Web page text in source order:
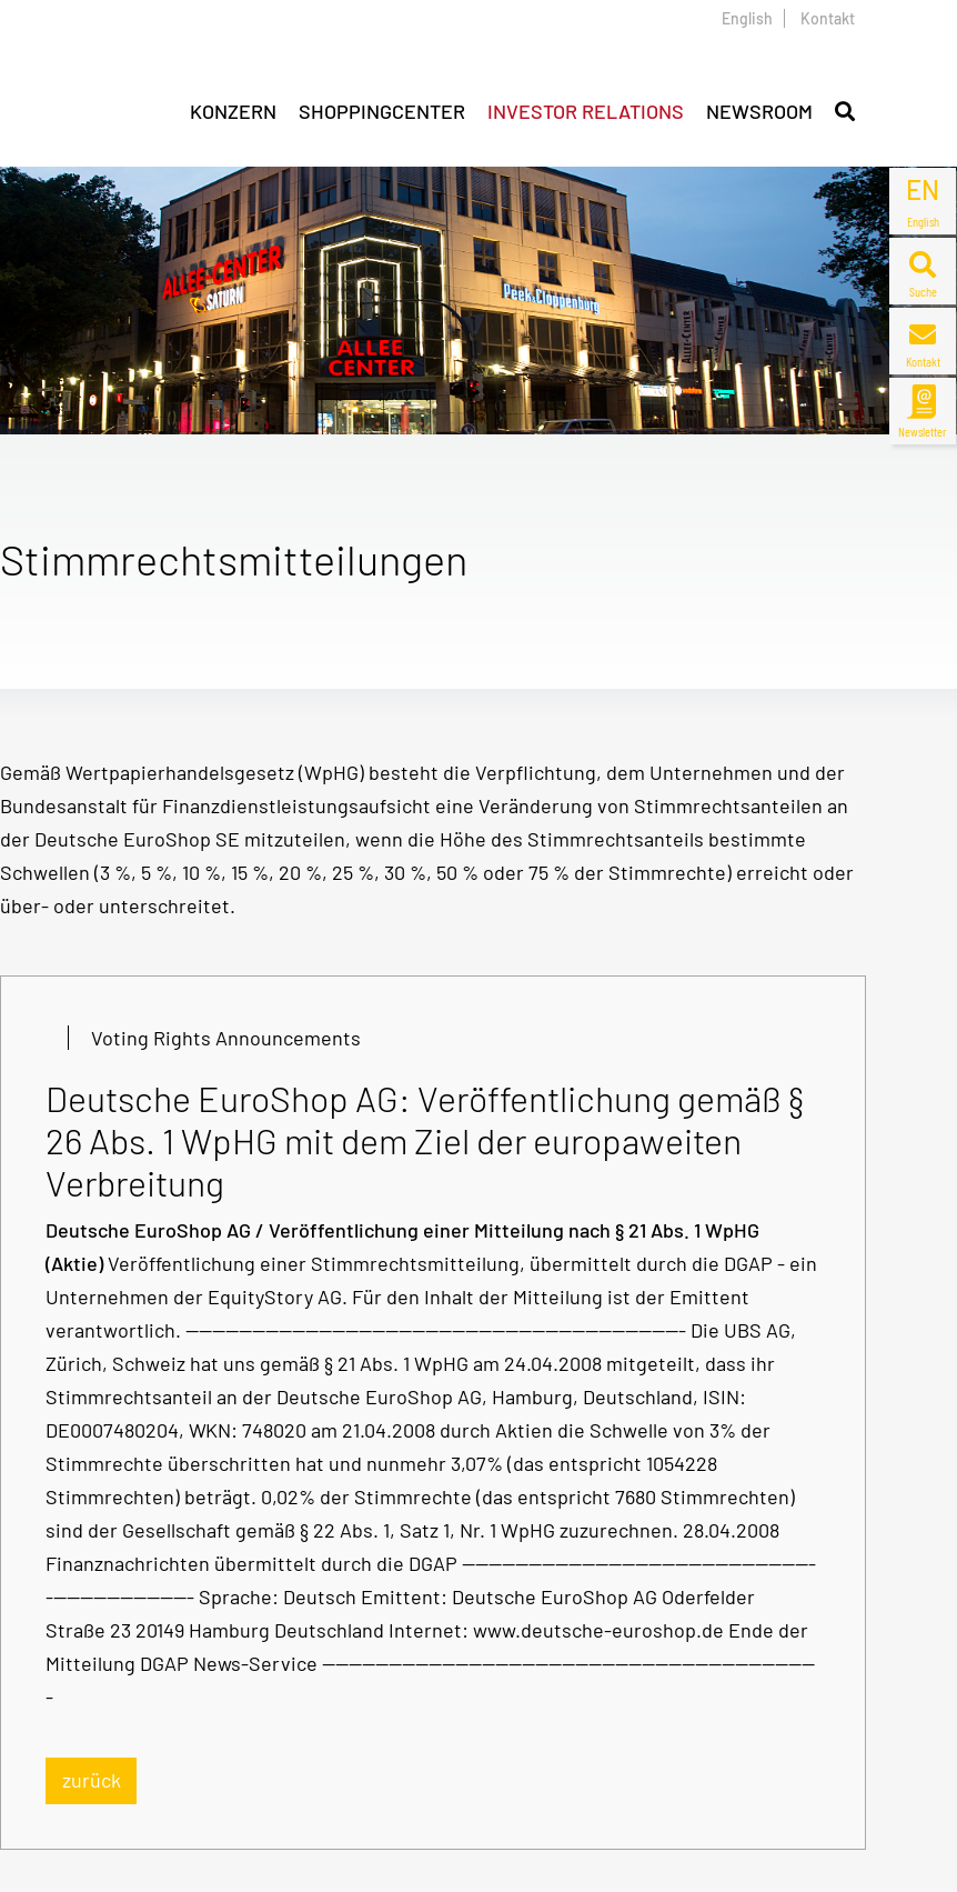
EN
English
Suche
Kontakt
Newsletter
English Kontakt
KONZERN SHOPPINGCENTER INVESTOR RELATIONS NEWSROOM
Stimmrechtsmitteilungen
Gemäß Wertpapierhandelsgesetz (WpHG) besteht die Verpflichtung, dem Unternehmen und der
Bundesanstalt für Finanzdienstleistungsaufsicht eine Veränderung von Stimmrechtsanteilen an
der Deutsche EuroShop SE mitzuteilen, wenn die Höhe des Stimmrechtsanteils bestimmte
Schwellen (3 %, 5 %, 10 %, 15 %, 20 %, 25 %, 30 %, 50 % oder 75 % der Stimmrechte) erreicht oder
über- oder unterschreitet.
Voting Rights Announcements
Deutsche EuroShop AG: Veröffentlichung gemäß §
26 Abs. 1 WpHG mit dem Ziel der europaweiten
Verbreitung
Deutsche EuroShop AG / Veröffentlichung einer Mitteilung nach § 21 Abs. 1 WpHG
(Aktie)Veröffentlichung einer Stimmrechtsmitteilung, übermittelt durch die DGAP - ein
Unternehmen der EquityStory AG. Für den Inhalt der Mitteilung ist der Emittent
verantwortlich. --------------------------------------------------------------------------- Die UBS AG,
Zürich, Schweiz hat uns gemäß § 21 Abs. 1 WpHG am 24.04.2008 mitgeteilt, dass ihr
Stimmrechtsanteil an der Deutsche EuroShop AG, Hamburg, Deutschland, ISIN:
DE0007480204, WKN: 748020 am 21.04.2008 durch Aktien die Schwelle von 3% der
Stimmrechte überschritten hat und nunmehr 3,07% (das entspricht 1054228
Stimmrechten) beträgt. 0,02% der Stimmrechte (das entspricht 7680 Stimmrechten)
sind der Gesellschaft gemäß § 22 Abs. 1, Satz 1, Nr. 1 WpHG zuzurechnen. 28.04.2008
Finanznachrichten übermittelt durch die DGAP -----------------------------------------------------
---------------------- Sprache: Deutsch Emittent: Deutsche EuroShop AG Oderfelder
Straße 23 20149 Hamburg Deutschland Internet: www.deutsche-euroshop.de Ende der
Mitteilung DGAP News-Service --------------------------------------------------------------------------
-
zurück